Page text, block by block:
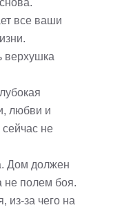
все ваши
любви и
не
Дом должен
не полем боя.
из-за чего на